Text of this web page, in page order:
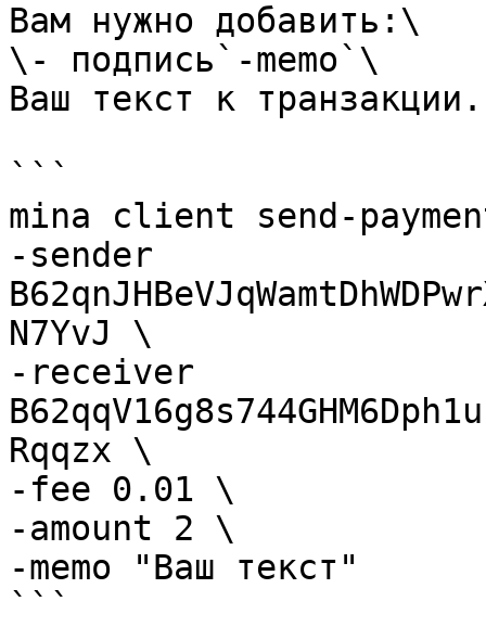
Вам нужно добавить:\
\- подпись`-memo`\
Ваш текст к транзакции.
```
mina client send-
-sender
N7YvJ \
-receiver
Rqqzx \
-fee 0.01 \
-amount 2 \
-memo "Ваш текст"
```